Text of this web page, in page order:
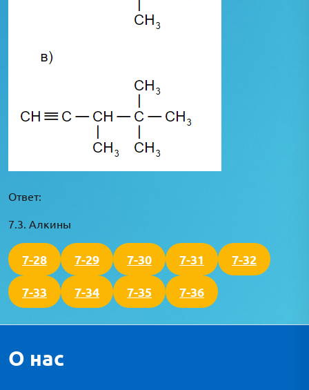
Ответ:
7.3. Алкины
7-28 7-29 7-30 7-31 7-32
7-33 7-34 7-35 7-36
О нас